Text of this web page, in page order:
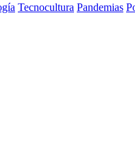
Tecnocultura Pandemias